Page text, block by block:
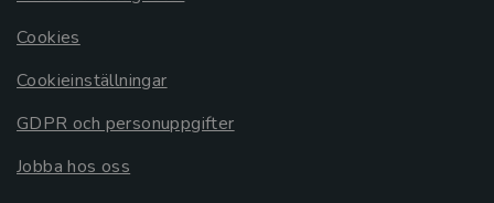
Cookies
Cookieinställningar
GDPR och personuppgifter
Jobba hos oss